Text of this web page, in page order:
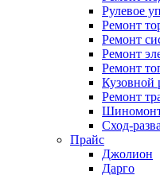
Рулевое
Ремонт
Ремонт
Ремонт
Ремонт
Кузовной
Ремонт
Сход-
Прайс
Джолион
Дарго